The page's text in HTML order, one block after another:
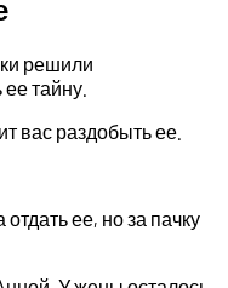
решили
тайну.
вас раздобыть ее.
ее, но за пачку